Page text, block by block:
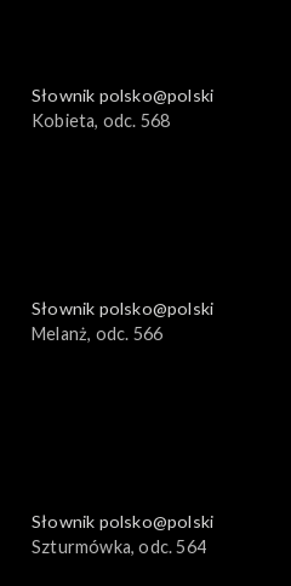
Słownik polsko@polski
Kobieta, odc. 568
Słownik polsko@polski
Melanż, odc. 566
Słownik polsko@polski
Szturmówka, odc. 564